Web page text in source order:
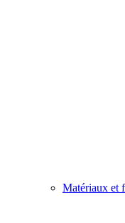
Matériaux et